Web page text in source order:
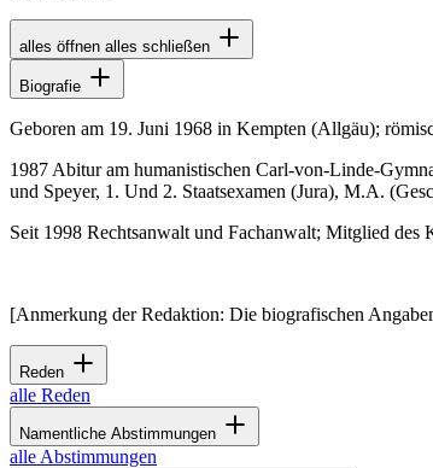
alles öffnen alles schließen
Biografie
Geboren am 19. Juni 1968 in Kempten (Allgäu);
1987 Abitur am humanistischen Carl-von-Linde-
und Speyer, 1. Und 2. Staatsexamen (Jura), M.A.
Seit 1998 Rechtsanwalt und Fachanwalt; Mitglied des
[Anmerkung der Redaktion: Die biografischen
Reden
alle Reden
Namentliche Abstimmungen
alle Abstimmungen